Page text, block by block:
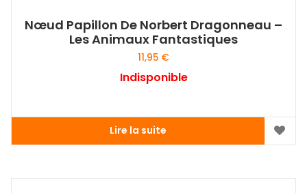
Nœud Papillon De Norbert Dragonneau –
Les Animaux Fantastiques
11,95 €
Indisponible
Lire la suite